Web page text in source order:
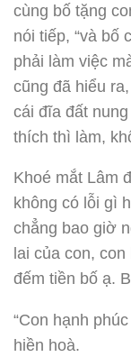
cùng bố tặng
nói tiếp, “và bố
phải làm việc
cũng đã hiểu
cái đĩa đất
thích thì làm,
Khoé mắt Lâm
không có lỗi gì
chẳng bao giờ
lai của con,
đếm tiền bố ạ.
“Con hạnh
hiền hoà.